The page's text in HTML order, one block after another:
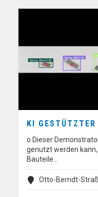
KI GESTÜTZTER
o Dieser
genutzt werden
Bauteile…
Otto-Berndt-